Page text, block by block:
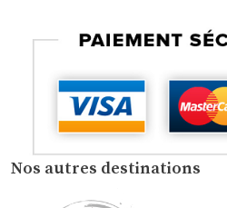
Nos autres destinations